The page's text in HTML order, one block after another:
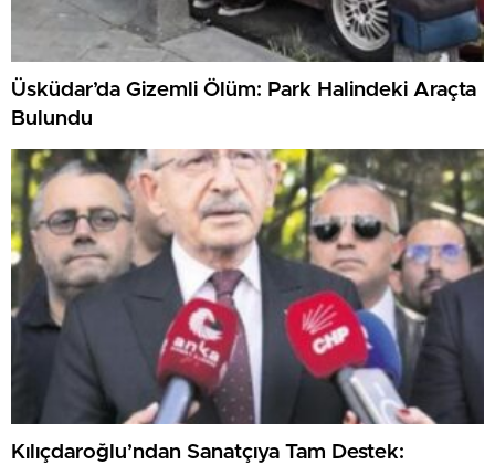
Üsküdar’da Gizemli Ölüm: Park Halindeki Araçta
Bulundu
Kılıçdaroğlu’ndan Sanatçıya Tam Destek: